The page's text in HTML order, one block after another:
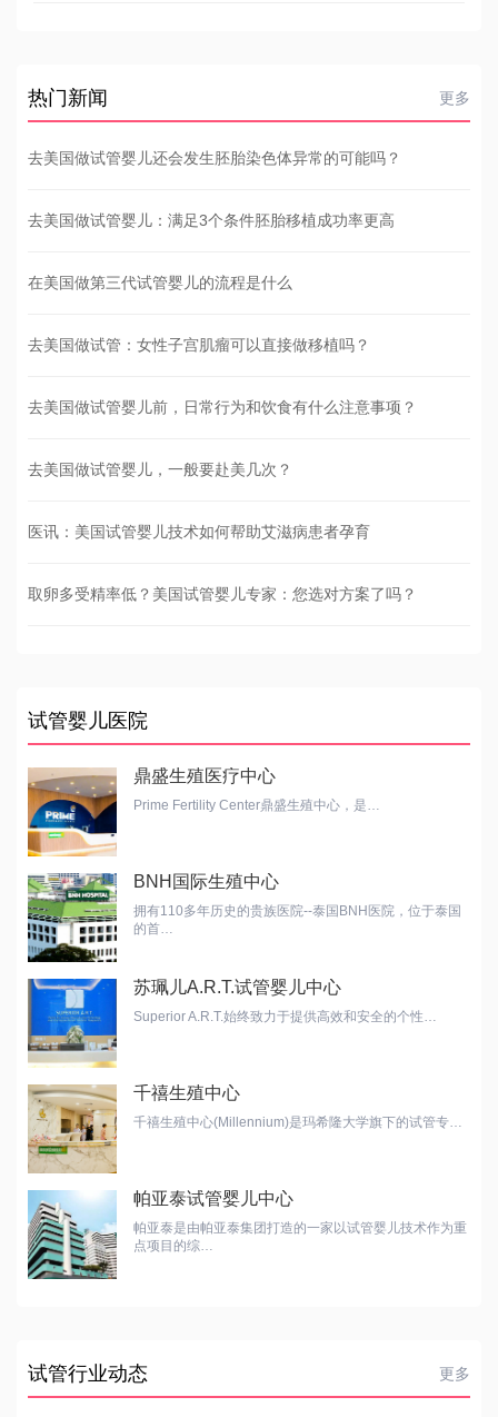
热门新闻 更多
去美国做试管婴儿还会发生胚胎染色体异常的可能吗？
去美国做试管婴儿：满足3个条件胚胎移植成功率更高
在美国做第三代试管婴儿的流程是什么
去美国做试管：女性子宫肌瘤可以直接做移植吗？
去美国做试管婴儿前，日常行为和饮食有什么注意事项？
去美国做试管婴儿，一般要赴美几次？
医讯：美国试管婴儿技术如何帮助艾滋病患者孕育
取卵多受精率低？美国试管婴儿专家：您选对方案了吗？
试管婴儿医院
鼎盛生殖医疗中心
Prime Fertility Center鼎盛生殖中心，是…
BNH国际生殖中心
拥有110多年历史的贵族医院--泰国BNH医院，位于泰国
的首…
苏珮儿A.R.T.试管婴儿中心
Superior A.R.T.始终致力于提供高效和安全的个性…
千禧生殖中心
千禧生殖中心(Millennium)是玛希隆大学旗下的试管专…
帕亚泰试管婴儿中心
帕亚泰是由帕亚泰集团打造的一家以试管婴儿技术作为重
点项目的综…
试管行业动态 更多